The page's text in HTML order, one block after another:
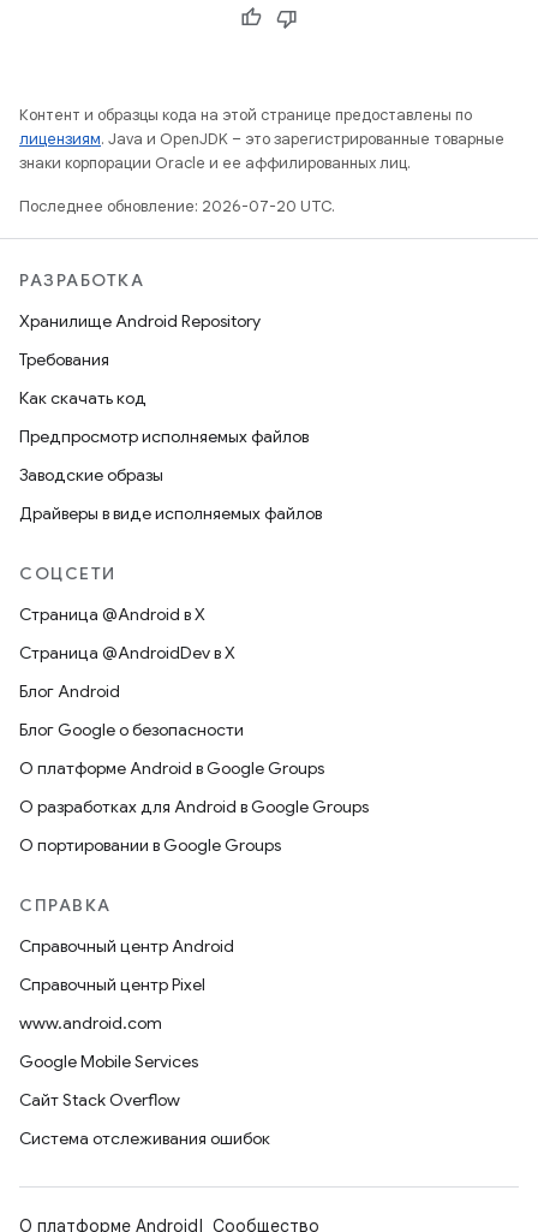
Контент и образцы кода на этой странице предоставлены по
лицензиям. Java и OpenJDK – это зарегистрированные товарные
знаки корпорации Oracle и ее аффилированных лиц.
Последнее обновление: 2026-07-20 UTC.
РАЗРАБОТКА
Хранилище Android Repository
Требования
Как скачать код
Предпросмотр исполняемых файлов
Заводские образы
Драйверы в виде исполняемых файлов
СОЦСЕТИ
Страница @Android в X
Страница @AndroidDev в X
Блог Android
Блог Google о безопасности
О платформе Android в Google Groups
О разработках для Android в Google Groups
О портировании в Google Groups
СПРАВКА
Справочный центр Android
Справочный центр Pixel
www.android.com
Google Mobile Services
Сайт Stack Overflow
Система отслеживания ошибок
О платформе Android Сообщество